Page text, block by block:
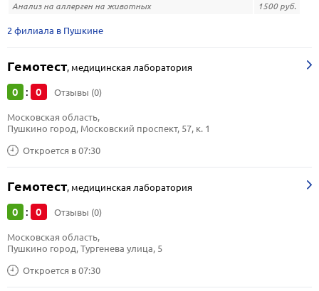
Анализ на аллерген на животных
1500 руб.
2 филиала в Пушкине
Гемотест, медицинская лаборатория
0 : 0 Отзывы (0)
Откроется в 07:30
Московская область,
Пушкино город, Московский проспект, 57, к. 1
Гемотест, медицинская лаборатория
0 : 0 Отзывы (0)
Откроется в 07:30
Московская область,
Пушкино город, Тургенева улица, 5